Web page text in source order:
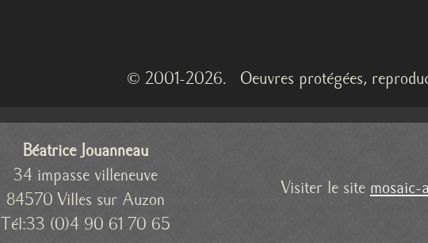
© 2001-2026. Oeuvres protégées,
Béatrice Jouanneau
34 impasse villeneuve
84570 Villes sur Auzon
Tél:33 (0)4 90 61 70 65
Visiter le site mosaic-